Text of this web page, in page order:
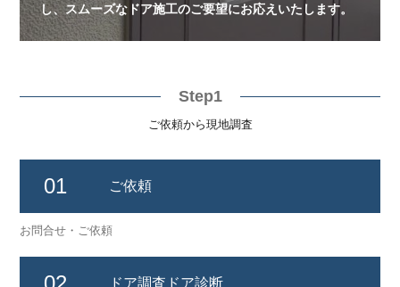
し、スムーズなドア施工のご要望にお応えいたします。
Step1
ご依頼から現地調査
01 ご依頼
お問合せ・ご依頼
ドア調査 ドア診断